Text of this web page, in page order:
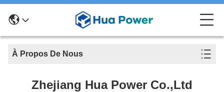
À Propos De Nous
Zhejiang Hua Power Co.,Ltd